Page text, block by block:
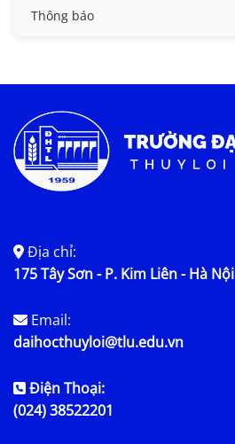
Tin đào tạo
Tin tức chung
Thông báo
Địa chỉ:
175 Tây Sơn - P. Kim Liên - Hà Nội
Email:
daihocthuyloi@tlu.edu.vn
Điện Thoại:
(024) 38522201